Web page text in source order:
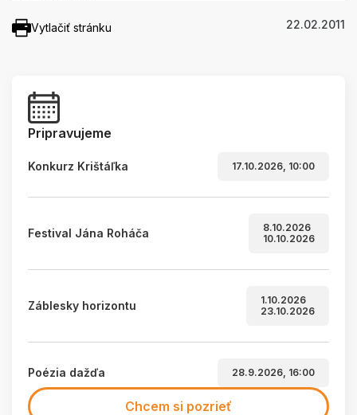
Vytlačiť stránku 22.02.2011
Pripravujeme
Konkurz Krištáľka 17.10.2026, 10:00
Festival Jána Roháča
8.10.2026
10.10.2026
Záblesky horizontu
1.10.2026
23.10.2026
Poézia dažďa 28.9.2026, 16:00
Chcem si pozrieť